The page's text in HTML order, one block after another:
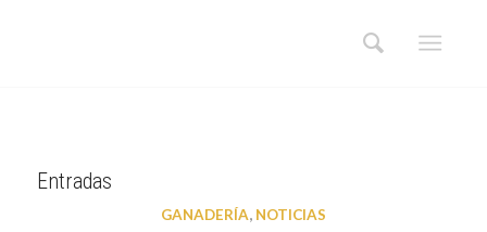
Entradas
GANADERÍA, NOTICIAS